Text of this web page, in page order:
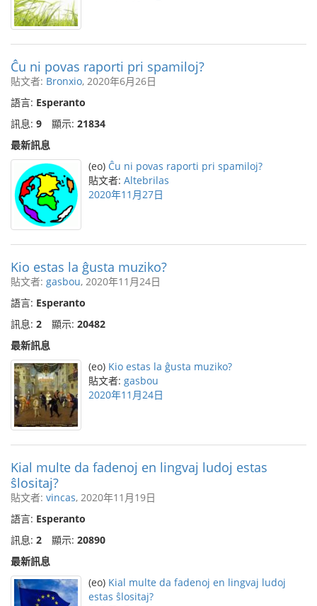
Ĉu ni povas raporti pri spamiloj?
貼文者: Bronxio, 2020年6月26日
語言: Esperanto
訊息: 9 顯示: 21834
最新訊息
(eo) Ĉu ni povas raporti pri spamiloj?
貼文者: Altebrilas
2020年11月27日
Kio estas la ĝusta muziko?
貼文者: gasbou, 2020年11月24日
語言: Esperanto
訊息: 2 顯示: 20482
最新訊息
(eo) Kio estas la ĝusta muziko?
貼文者: gasbou
2020年11月24日
Kial multe da fadenoj en lingvaj ludoj estas
ŝlositaj?
貼文者: vincas, 2020年11月19日
語言: Esperanto
訊息: 2 顯示: 20890
最新訊息
(eo) Kial multe da fadenoj en lingvaj ludoj
estas ŝlositaj?